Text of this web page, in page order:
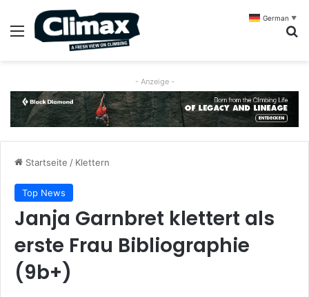
Menü
- Anzeige -
Startseite / Klettern
Top News
Janja Garnbret klettert als
erste Frau Bibliographie
(9b+)
German ▼